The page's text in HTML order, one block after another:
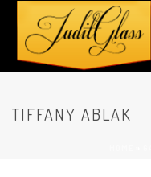
TIFFANY ABLAK